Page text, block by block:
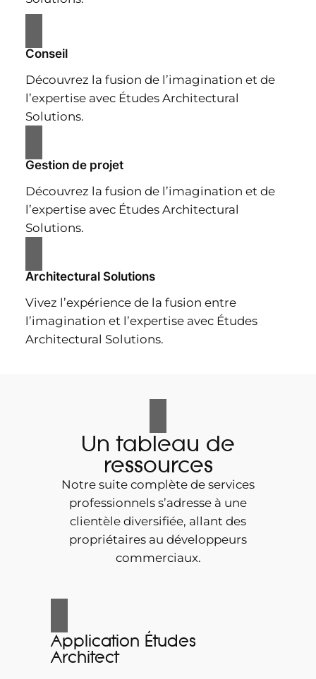
Conseil
Découvrez la fusion de l’imagination et de
l’expertise avec Études Architectural
Solutions.
Gestion de projet
Découvrez la fusion de l’imagination et de
l’expertise avec Études Architectural
Solutions.
Architectural Solutions
Vivez l’expérience de la fusion entre
l’imagination et l’expertise avec Études
Architectural Solutions.
Un tableau de
ressources
Notre suite complète de services
professionnels s’adresse à une
clientèle diversifiée, allant des
propriétaires au développeurs
commerciaux.
Application Études
Architect